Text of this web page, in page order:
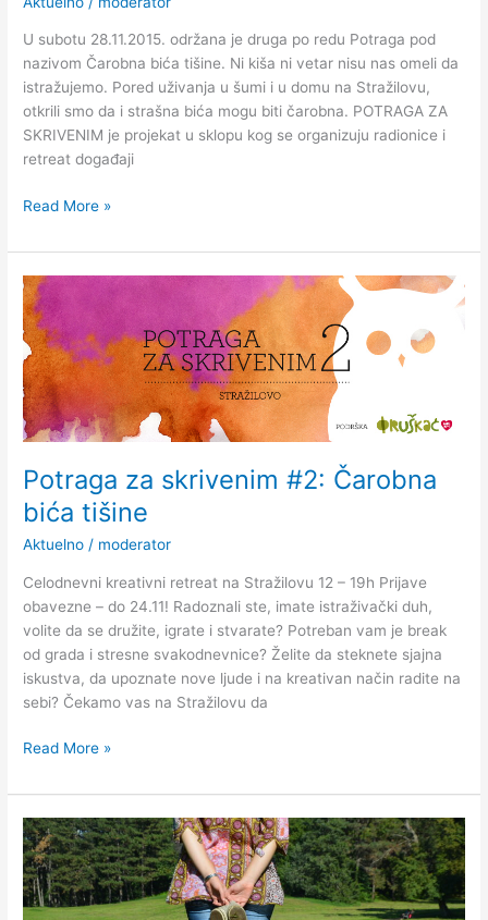
U subotu 28.11.2015. održana je druga po redu Potraga pod
nazivom Čarobna bića tišine. Ni kiša ni vetar nisu nas omeli da
istražujemo. Pored uživanja u šumi i u domu na Stražilovu,
otkrili smo da i strašna bića mogu biti čarobna. POTRAGA ZA
SKRIVENIM je projekat u sklopu kog se organizuju radionice i
retreat događaji
Read More »
Potraga za skrivenim #2: Čarobna
bića tišine
Aktuelno / moderator
Celodnevni kreativni retreat na Stražilovu 12 – 19h Prijave
obavezne – do 24.11! Radoznali ste, imate istraživački duh,
volite da se družite, igrate i stvarate? Potreban vam je break
od grada i stresne svakodnevnice? Želite da steknete sjajna
iskustva, da upoznate nove ljude i na kreativan način radite na
sebi? Čekamo vas na Stražilovu da
Potraga
za
skrivenim
#2:
Čarobna
bića
tišine
Read More »
Potraga
za
skrivenim#1